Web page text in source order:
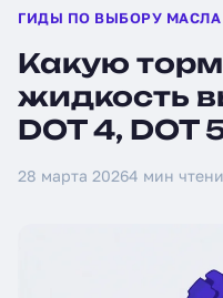
ГИДЫ ПО ВЫБОРУ МАСЛА
Какую
жидкость
DOT 4, DOT
28 марта 20264 мин